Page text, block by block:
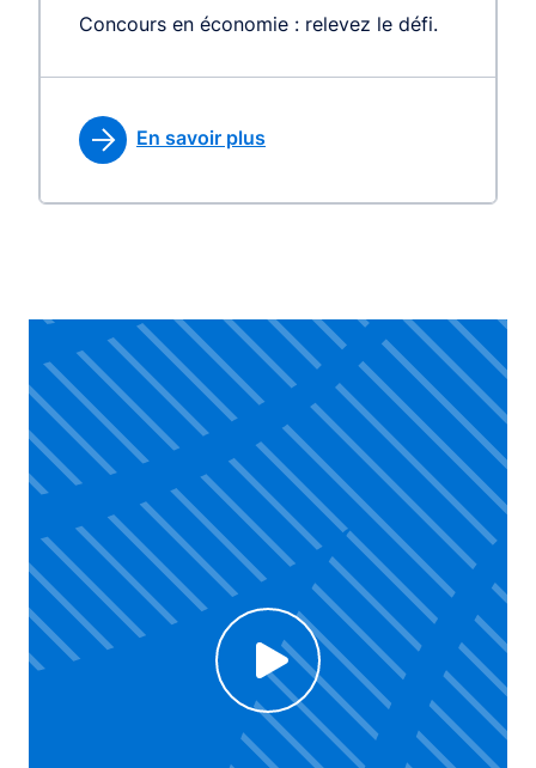
Concours en économie : relevez le défi.
En savoir plus
Voir la vidéo
Click to enable Youtube cookies and see content